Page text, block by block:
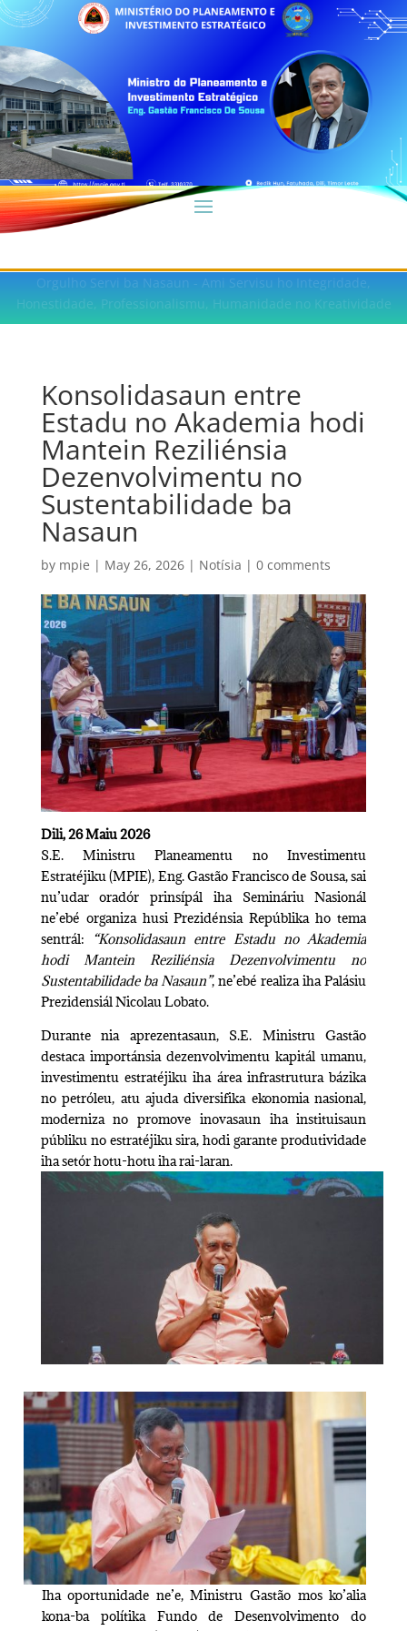
Orgulho Servi ba Nasaun - Ami Servisu ho Integridade,
Honestidade, Professionalismu, Humanidade no Kreatividade
Konsolidasaun entre
Estadu no Akademia hodi
Mantein Reziliénsia
Dezenvolvimentu no
Sustentabilidade ba
Nasaun
by mpie | May 26, 2026| Notísia | 0 comments
Dili, 26 Maiu 2026
S.E. Ministru Planeamentu no Investimentu
Estratéjiku (MPIE), Eng. Gastão Francisco de Sousa, sai
nu’udar oradór prinsípál iha Semináriu Nasionál
ne’ebé organiza husi Prezidénsia Repúblika ho tema
sentrál:
“Konsolidasaun entre Estadu no Akademia
hodi Mantein Reziliénsia Dezenvolvimentu no
Sustentabilidade ba Nasaun”, ne’ebé realiza iha Palásiu
Prezidensiál Nicolau Lobato.
Durante nia aprezentasaun, S.E. Ministru Gastão
destaca importánsia dezenvolvimentu kapitál umanu,
investimentu estratéjiku iha área infrastrutura bázika
no petróleu, atu ajuda diversifika ekonomia nasional,
moderniza no promove inovasaun iha instituisaun
públiku no estratéjiku sira, hodi garante produtividade
iha setór hotu-hotu iha rai-laran.
Iha oportunidade ne’e, Ministru Gastão mos ko’alia
kona-ba polítika Fundo de Desenvolvimento do